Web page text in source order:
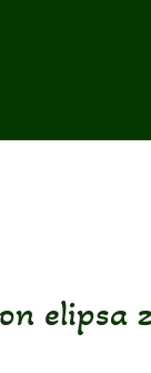
elipsa